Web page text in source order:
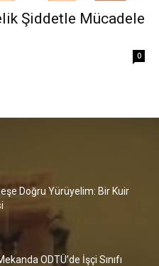
Şiddetle Mücadele
0
Doğru Yürüyelim: Bir Kuir
ODTÜ’de İşçi Sınıfı